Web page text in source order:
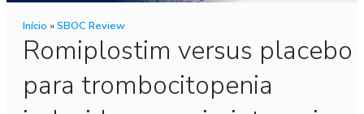
Início »SBOC Review
Romiplostim versus placebo
para trombocitopenia